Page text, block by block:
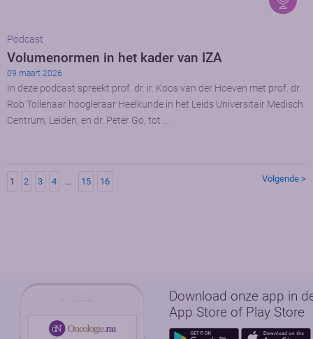
Podcast
Volumenormen in het kader van IZA
09 maart 2026
In deze podcast spreekt prof. dr. ir. Koos van der Hoeven met prof. dr.
Rob Tollenaar hoogleraar Heelkunde in het Leids Universitair Medisch
Centrum, Leiden, en dr. Peter Go, tot …
1 2 3 4 … 15 16 Volgende >
Download onze app in
App Store of Play Store